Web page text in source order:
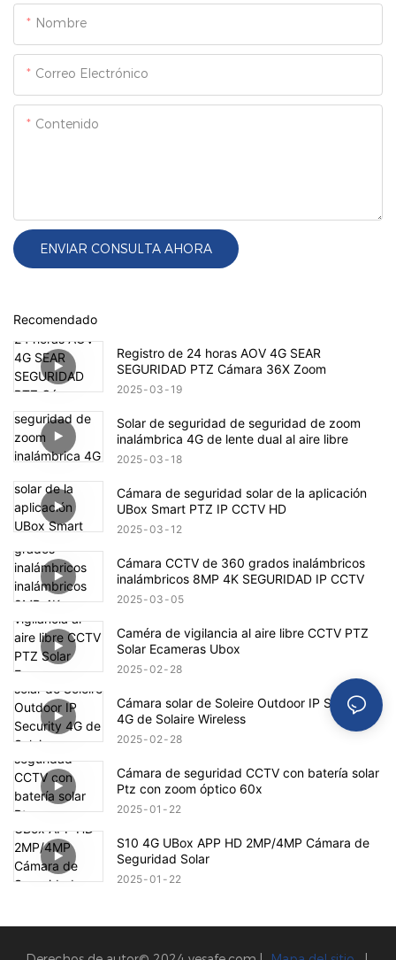
Nombre
Correo Electrónico
Contenido
ENVIAR CONSULTA AHORA
Recomendado
Registro de 24 horas AOV 4G SEAR
SEGURIDAD PTZ Cámara 36X Zoom
2025 03 19
Solar de seguridad de seguridad de zoom
inalámbrica 4G de lente dual al aire libre
2025 03 18
Cámara de seguridad solar de la aplicación
UBox Smart PTZ IP CCTV HD
2025 03 12
Cámara CCTV de 360 ​​grados inalámbricos
inalámbricos 8MP 4K SEGURIDAD IP CCTV
2025 03 05
Caméra de vigilancia al aire libre CCTV PTZ
Solar Ecameras Ubox
2025 02 28
Cámara solar de Soleire Outdoor IP Security
4G de Solaire Wireless
2025 02 28
Cámara de seguridad CCTV con batería solar
Ptz con zoom óptico 60x
2025 01 22
S10 4G UBox APP HD 2MP/4MP Cámara de
Seguridad Solar
2025 01 22